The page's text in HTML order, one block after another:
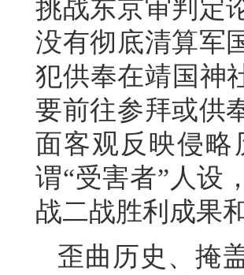
挑战东京审判定
没有彻底清算军
犯供奉在靖国神
要前往参拜或供
面客观反映侵略
谓“受害者”人设
战二战胜利成果
歪曲历史、掩